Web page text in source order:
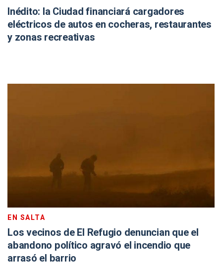
Inédito: la Ciudad financiará cargadores
eléctricos de autos en cocheras, restaurantes
y zonas recreativas
EN SALTA
Los vecinos de El Refugio denuncian que el
abandono político agravó el incendio que
arrasó el barrio